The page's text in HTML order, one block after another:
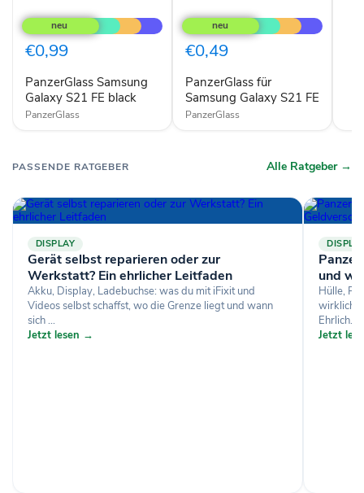
Samsung
Galaxy
S21
FE
€0,99
PanzerGlass Samsung
Galaxy S21 FE black
PanzerGlass
für
Samsung
Galaxy
S21
€0,49
PanzerGlass für
Samsung Galaxy S21 FE
PanzerGlass
PASSENDE RATGEBER Alle Ratgeber →
DISPLAY
Gerät selbst reparieren oder zur
Werkstatt? Ein ehrlicher Leitfaden
Akku, Display, Ladebuchse: was du mit iFixit und
Videos selbst schaffst, wo die Grenze liegt und wann
sich ...
Jetzt lesen →
und
Hülle,
wirklich
Ehrlich...
Jetzt